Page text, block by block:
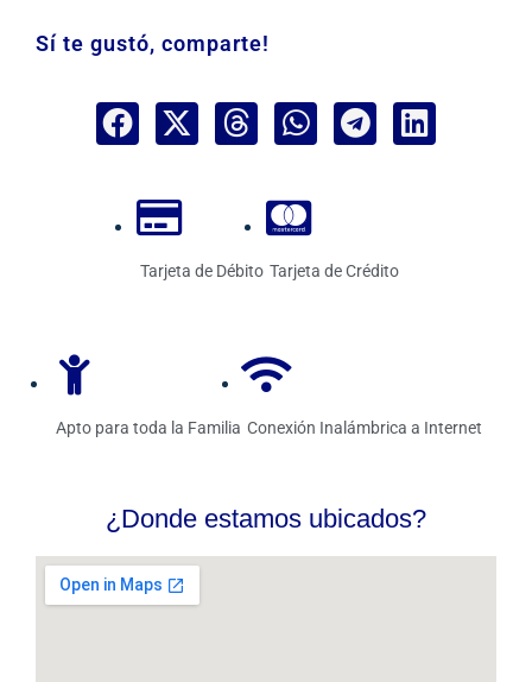
Sí te gustó, comparte!
Tarjeta de Débito Tarjeta de Crédito
Apto para toda la Familia Conexión Inalámbrica a Internet
¿Donde estamos ubicados?